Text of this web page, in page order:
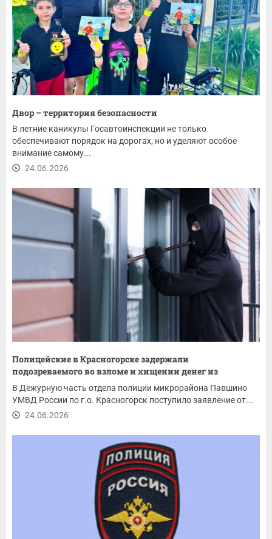
Двор – территория безопасности
В летние каникулы Госавтоинспекции не только
обеспечивают порядок на дорогах, но и уделяют особое
внимание самому...
24.06.2026
Полицейские в Красногорске задержали
подозреваемого во взломе и хищении денег из
магазина
В Дежурную часть отдела полиции микрорайона Павшино
УМВД России по г.о. Красногорск поступило заявление от...
24.06.2026